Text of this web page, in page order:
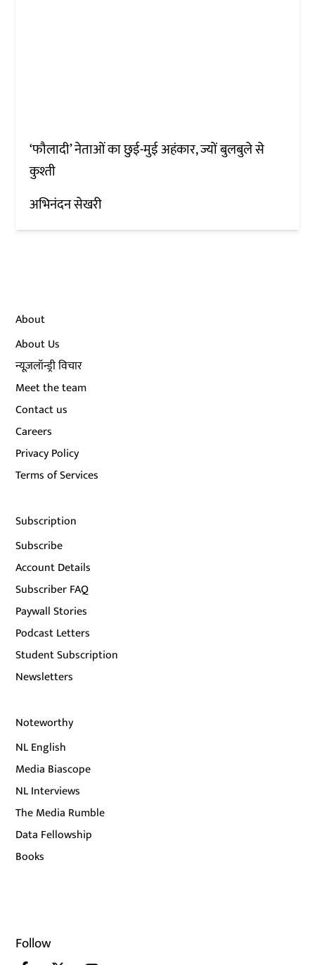
‘फौलादी’ नेताओं का छुई-मुई अहंकार, ज्यों बुलबुले से
कुश्ती
अभिनंदन सेखरी
About
About Us
न्यूज़लॉन्ड्री विचार
Meet the team
Contact us
Careers
Privacy Policy
Terms of Services
Subscription
Subscribe
Account Details
Subscriber FAQ
Paywall Stories
Podcast Letters
Student Subscription
Newsletters
Noteworthy
NL English
Media Biascope
NL Interviews
The Media Rumble
Data Fellowship
Books
Follow